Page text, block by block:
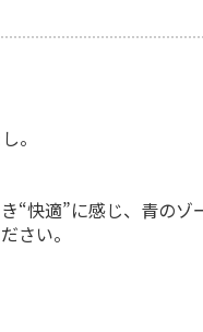
。
快適”に感じ、青のゾ
さい。